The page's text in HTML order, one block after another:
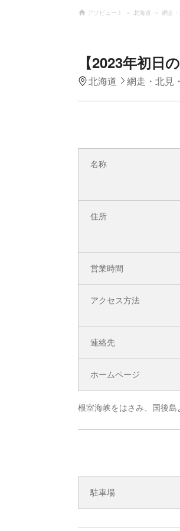
アソビュー！ 北海道 網走
【2023年初
北海道 網走・北見
名称
住所
営業時間
アクセス方法
連絡先
ホームページ
根室海峡をはさみ、国後島
駐車場